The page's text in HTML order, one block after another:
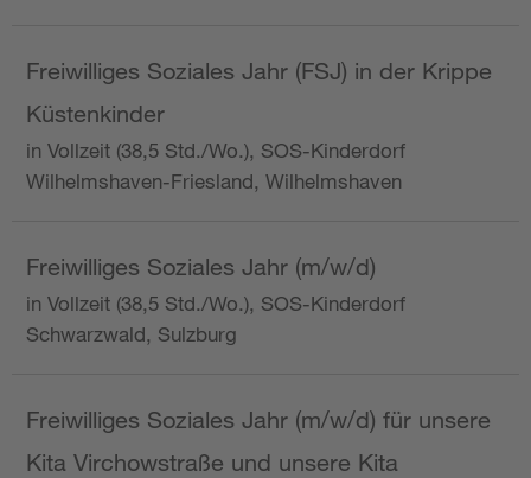
Freiwilliges Soziales Jahr (FSJ) in der Krippe
Küstenkinder
in Vollzeit (38,5 Std./Wo.), SOS-Kinderdorf
Wilhelmshaven-Friesland, Wilhelmshaven
Freiwilliges Soziales Jahr (m/w/d)
in Vollzeit (38,5 Std./Wo.), SOS-Kinderdorf
Schwarzwald, Sulzburg
Freiwilliges Soziales Jahr (m/w/d) für unsere
Kita Virchowstraße und unsere Kita